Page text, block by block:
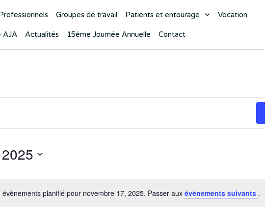
Groupes de travail Patients et entourage Vocation
AJA Actualités 15ème Journée Annuelle Contact
Notice
évènements planifié pour novembre 17, 2025. Passer aux évènements suivants .